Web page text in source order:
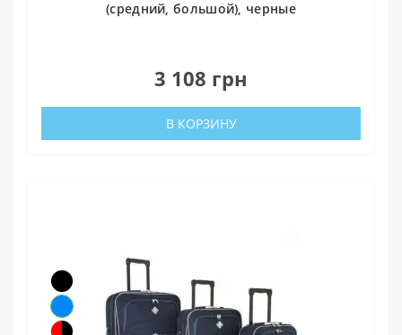
(средний, большой), черные
3 108 грн
В КОРЗИНУ